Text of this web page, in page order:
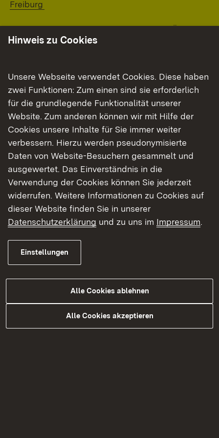
Freiburg
Wir haben auch die Möglichkeit im Externer Link:
DFÖJ
französische Bewerberinnen und Bewerber
Was macht das Ökomobil?
Hinweis zu Cookies
Unsere Webseite verwendet Cookies. Diese haben
zwei Funktionen: Zum einen sind sie erforderlich
für die grundlegende Funktionalität unserer
Website. Zum anderen können wir mit Hilfe der
Cookies unsere Inhalte für Sie immer weiter
verbessern. Hierzu werden pseudonymisierte
Daten von Website-Besuchern gesammelt und
ausgewertet. Das Einverständnis in die
Verwendung der Cookies können Sie jederzeit
widerrufen. Weitere Informationen zu Cookies auf
dieser Website finden Sie in unserer
Datenschutzerklärung und zu uns im Impressum.
Einstellungen
Alle Cookies ablehnen
Alle Cookies akzeptieren